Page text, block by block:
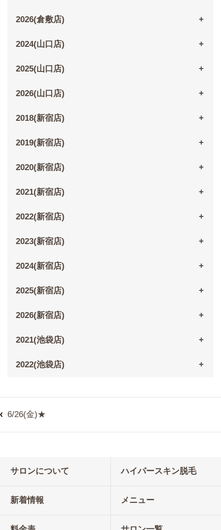
2026(倉敷店)
2024(山口店)
2025(山口店)
2026(山口店)
2018(新宿店)
2019(新宿店)
2020(新宿店)
2021(新宿店)
2022(新宿店)
2023(新宿店)
2024(新宿店)
2025(新宿店)
2026(新宿店)
2021(池袋店)
2022(池袋店)
6/26(金)★
サロンについて ハイパースキン脱毛
新着情報 メニュー